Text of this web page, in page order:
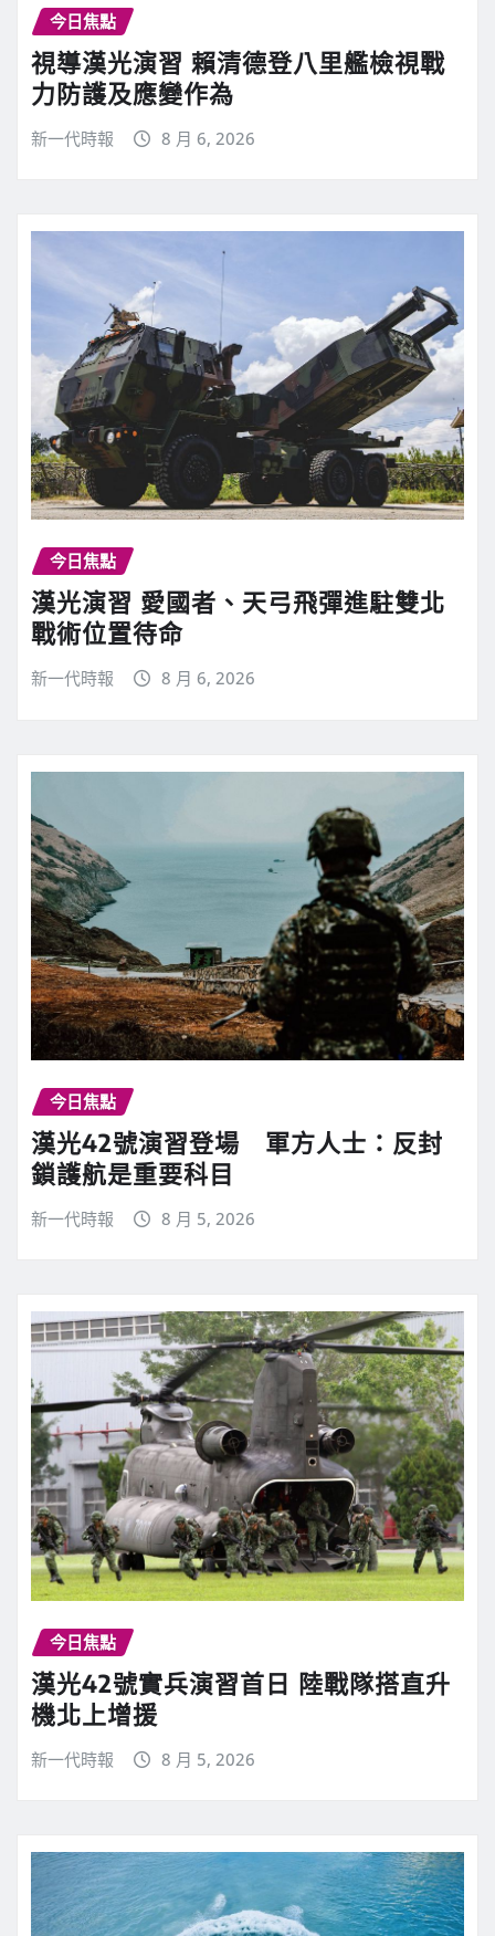
今日焦點
視導漢光演習 賴清德登八里艦檢視戰
力防護及應變作為
新一代時報 8 月 6, 2026
今日焦點
漢光演習 愛國者、天弓飛彈進駐雙北
戰術位置待命
新一代時報 8 月 6, 2026
今日焦點
漢光42號演習登場 軍方人士：反封
鎖護航是重要科目
新一代時報 8 月 5, 2026
今日焦點
漢光42號實兵演習首日 陸戰隊搭直升
機北上增援
新一代時報 8 月 5, 2026